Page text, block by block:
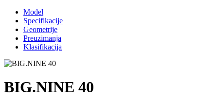
Model
Specifikacije
Geometrije
Preuzimanja
Klasifikacija
BIG.NINE 40